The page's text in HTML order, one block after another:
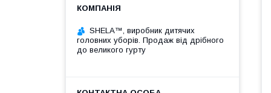
SHELA™, виробник дитячих
головних уборів. Продаж від дрібного
до великого гурту